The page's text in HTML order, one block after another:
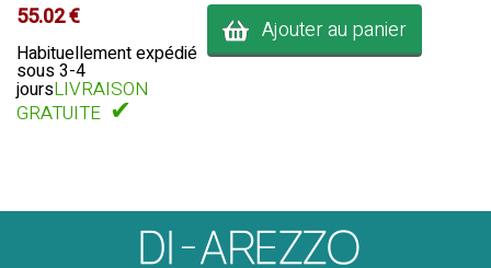
55.02 €
Habituellement expédié
sous 3-4
joursLIVRAISON
GRATUITE ✔
Ajouter au panier